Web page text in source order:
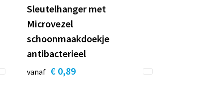
Sleutelhanger met
Microvezel
schoonmaakdoekje
antibacterieel
vanaf € 0,89